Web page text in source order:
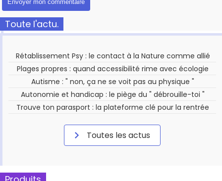
Toute l'actu.
Rétablissement Psy : le contact à la Nature comme allié
Plages propres : quand accessibilité rime avec écologie
Autisme : " non, ça ne se voit pas au physique "
Autonomie et handicap : le piège du " débrouille-toi "
Trouve ton parasport : la plateforme clé pour la rentrée
Toutes les actus